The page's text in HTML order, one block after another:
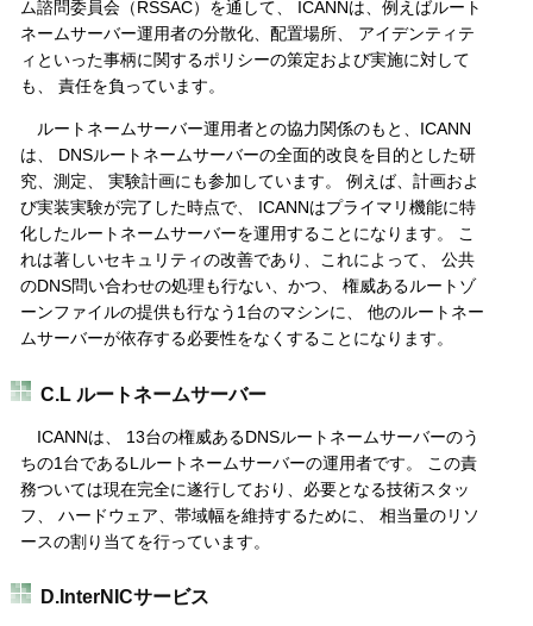
ム諮問委員会（RSSAC）を通して、 ICANNは、例えばルート
ネームサーバー運用者の分散化、配置場所、 アイデンティテ
ィといった事柄に関するポリシーの策定および実施に対して
も、 責任を負っています。
ルートネームサーバー運用者との協力関係のもと、ICANN
は、 DNSルートネームサーバーの全面的改良を目的とした研
究、測定、 実験計画にも参加しています。 例えば、計画およ
び実装実験が完了した時点で、 ICANNはプライマリ機能に特
化したルートネームサーバーを運用することになります。 こ
れは著しいセキュリティの改善であり、これによって、 公共
のDNS問い合わせの処理も行ない、かつ、 権威あるルートゾ
ーンファイルの提供も行なう1台のマシンに、 他のルートネー
ムサーバーが依存する必要性をなくすることになります。
C.L ルートネームサーバー
ICANNは、 13台の権威あるDNSルートネームサーバーのう
ちの1台であるLルートネームサーバーの運用者です。 この責
務ついては現在完全に遂行しており、必要となる技術スタッ
フ、 ハードウェア、帯域幅を維持するために、 相当量のリソ
ースの割り当てを行っています。
D.InterNICサービス